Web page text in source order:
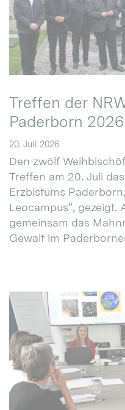
Treffen der
Paderborn 2026
20. Juli 2026
Den zwölf
Treffen am 20. Juli
Erzbistums
Leocampus“, gezeigt.
gemeinsam das
Gewalt im